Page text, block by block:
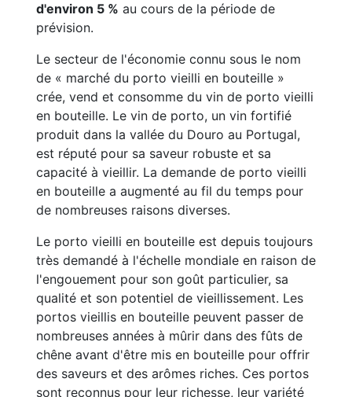
d'environ 5 % au cours de la période de
prévision.
Le secteur de l'économie connu sous le nom
de « marché du porto vieilli en bouteille »
crée, vend et consomme du vin de porto vieilli
en bouteille. Le vin de porto, un vin fortifié
produit dans la vallée du Douro au Portugal,
est réputé pour sa saveur robuste et sa
capacité à vieillir. La demande de porto vieilli
en bouteille a augmenté au fil du temps pour
de nombreuses raisons diverses.
Le porto vieilli en bouteille est depuis toujours
très demandé à l'échelle mondiale en raison de
l'engouement pour son goût particulier, sa
qualité et son potentiel de vieillissement. Les
portos vieillis en bouteille peuvent passer de
nombreuses années à mûrir dans des fûts de
chêne avant d'être mis en bouteille pour offrir
des saveurs et des arômes riches. Ces portos
sont reconnus pour leur richesse, leur variété